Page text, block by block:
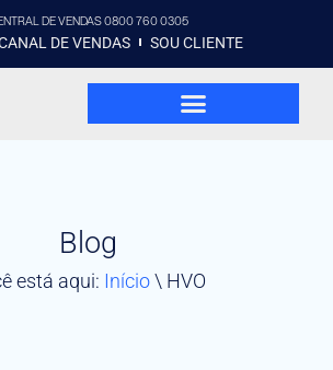
DE VENDAS 0800 760 0305
DE VENDAS SOU CLIENTE
Blog
está aqui: Início\ HVO